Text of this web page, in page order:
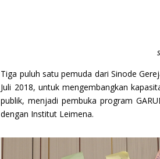
Tiga puluh satu pemuda dari Sinode
Juli 2018, untuk mengembangkan
publik, menjadi pembuka program
dengan Institut Leimena.